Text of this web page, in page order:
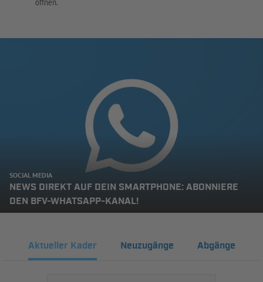
SOCIAL MEDIA
NEWS DIREKT AUF DEIN SMARTPHONE: ABONNIERE
DEN BFV-WHATSAPP-KANAL!
Aktueller Kader Neuzugänge Abgänge